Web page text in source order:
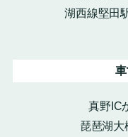
湖西線堅田
真野IC
琵琶湖大